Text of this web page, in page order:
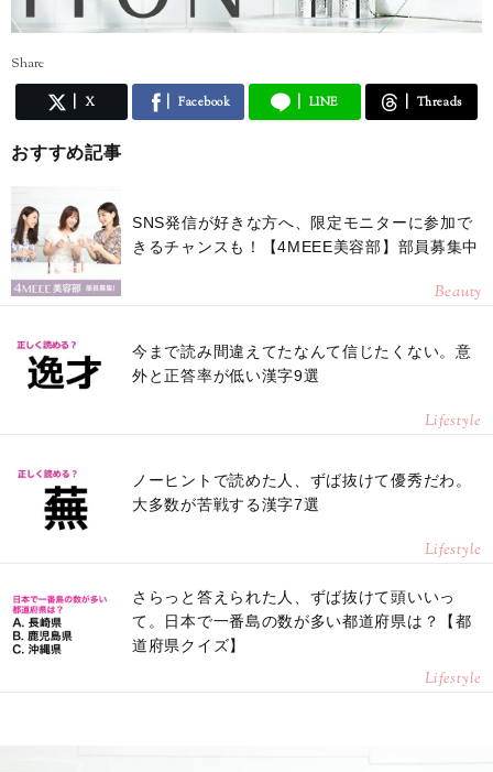
Share
X Facebook LINE Threads
おすすめ記事
SNS発信が好きな方へ、限定モニターに参加で
きるチャンスも！【4MEEE美容部】部員募集中
Beauty
今まで読み間違えてたなんて信じたくない。意
外と正答率が低い漢字9選
Lifestyle
ノーヒントで読めた人、ずば抜けて優秀だわ。
大多数が苦戦する漢字7選
Lifestyle
さらっと答えられた人、ずば抜けて頭いいっ
て。日本で一番島の数が多い都道府県は？【都
道府県クイズ】
Lifestyle